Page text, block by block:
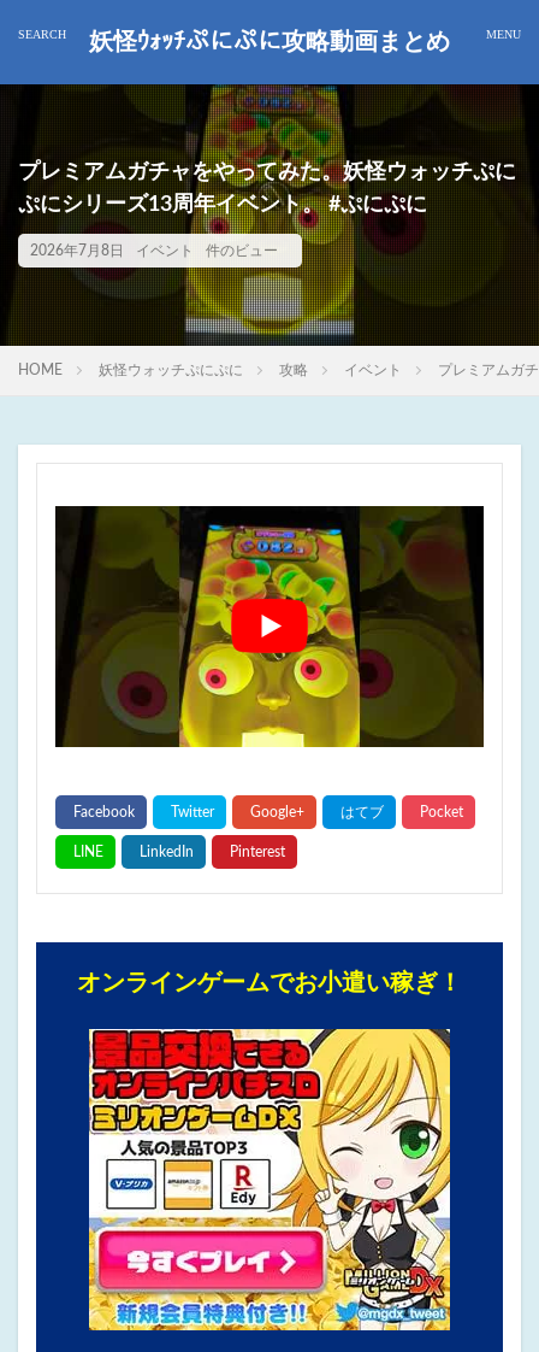
妖怪ｳｫｯﾁぷにぷに攻略動画まとめ
プレミアムガチャをやってみた。妖怪ウォッチぷに
ぷにシリーズ13周年イベント。 #ぷにぷに
2026年7月8日 イベント 件のビュー
HOME 妖怪ウォッチぷにぷに 攻略 イベント プレミアムガ
オンラインゲームでお小遣い稼ぎ！